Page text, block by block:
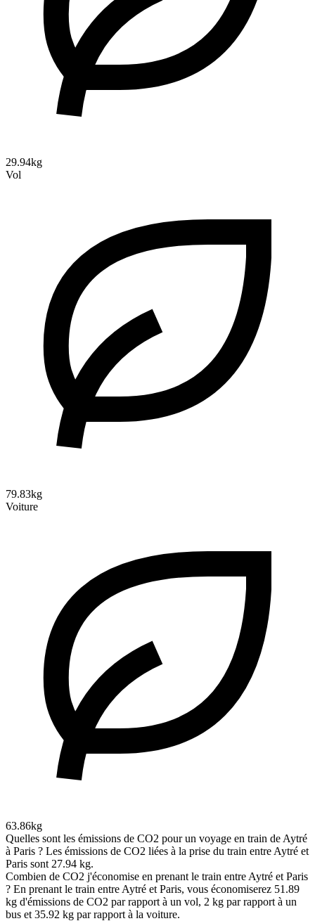
29.94kg
Vol
79.83kg
Voiture
63.86kg
Quelles sont les émissions de CO2 pour un voyage en train de Aytré
à Paris ? Les émissions de CO2 liées à la prise du train entre Aytré et
Paris sont 27.94 kg.
Combien de CO2 j'économise en prenant le train entre Aytré et Paris
? En prenant le train entre Aytré et Paris, vous économiserez 51.89
kg d'émissions de CO2 par rapport à un vol, 2 kg par rapport à un
bus et 35.92 kg par rapport à la voiture.